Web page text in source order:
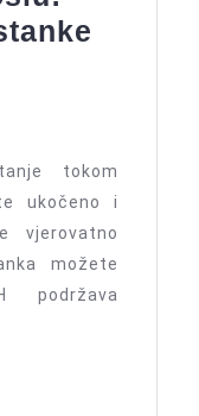
tokom
ukočeno i
vjerovatno
možete
podržava